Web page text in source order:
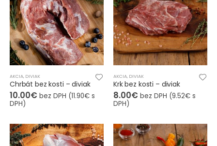
AKCIA, DIVIAK
Chrbát bez kosti – diviak
10.00€ bez DPH (11.90€ s
DPH)
AKCIA, DIVIAK
Krk bez kosti – diviak
8.00€ bez DPH (9.52€ s
DPH)